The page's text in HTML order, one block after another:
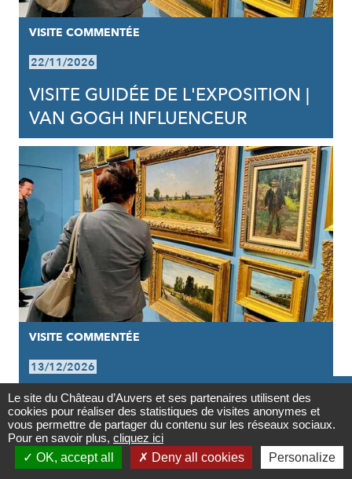
Contact

Newsletter
VISITE COMMENTÉE
22/11/2026
VISITE GUIDÉE DE L'EXPOSITION |
VAN GOGH INFLUENCEUR
VISITE COMMENTÉE
13/12/2026
VISITE GUIDÉE DE L'EXPOSITION |
VAN GOGH INFLUENCEUR
Le site du Château d’Auvers et ses partenaires utilisent des
cookies pour réaliser des statistiques de visites anonymes et
vous permettre de partager du contenu sur les réseaux sociaux.
Pour en savoir plus, cliquez ici
OK, accept all
Deny all cookies Personalize